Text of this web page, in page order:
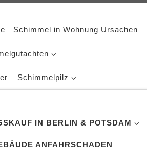
Schimmel in Wohnung Ursachen
– Schimmelpilz
IN BERLIN & POTSDAM
ANFAHRSCHADEN